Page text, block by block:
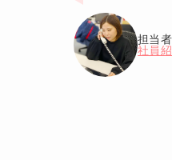
担当
社員